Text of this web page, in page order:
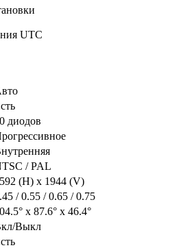
UTC
диодов
/ PAL
(H) x 1944 (V)
/ 0.55 / 0.65 / 0.75
x 87.6° x 46.4°
Выкл